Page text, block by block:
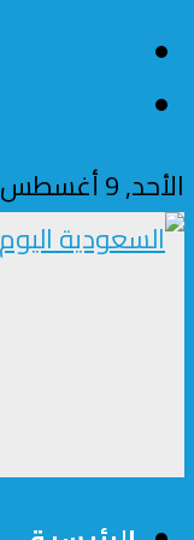
الأحد, 9 أغسطس, 2026